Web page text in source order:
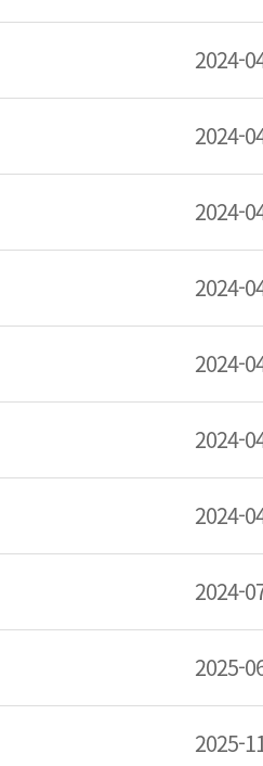
2024-
2024-
2024-
2024-
2024-
2024-
2024-
2024-
2025-
2025-